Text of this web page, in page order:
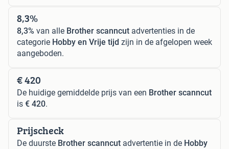
8,3%
8,3% van alle Brother scanncut advertenties in de
categorie Hobby en Vrije tijd zijn in de afgelopen week
aangeboden.
€ 420
De huidige gemiddelde prijs van een Brother scanncut
is € 420.
Prijscheck
De duurste Brother scanncut advertentie in de Hobby